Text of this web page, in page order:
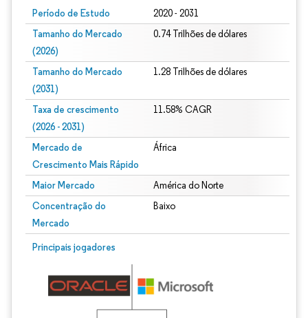
Período de Estudo 2020 - 2031
Tamanho do Mercado
(2026)
0.74 Trilhões de dólares
Tamanho do Mercado
(2031)
1.28 Trilhões de dólares
Taxa de crescimento
(2026 - 2031)
11.58% CAGR
Mercado de
Crescimento Mais Rápido
África
Maior Mercado América do Norte
Concentração do
Mercado
Baixo
Principais jogadores
Imagem © Mordor Intelligence. O reuso requer atribuição conforme CC BY 4.0.